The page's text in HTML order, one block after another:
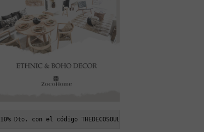
10% Dto. con el código THEDECOSOUL